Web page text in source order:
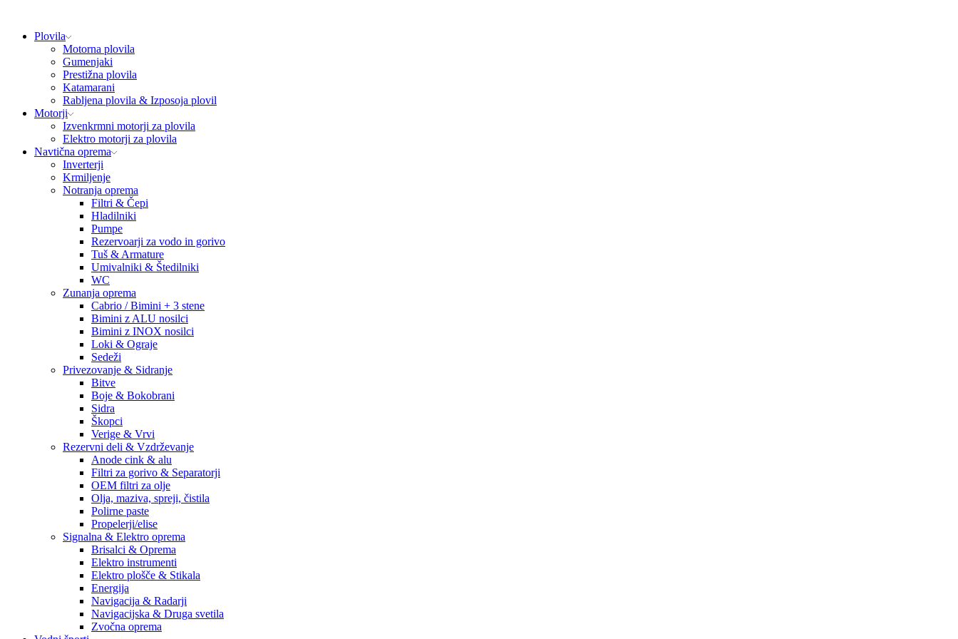
Plovila
Motorna plovila
Gumenjaki
Prestižna plovila
Katamarani
Rabljena plovila & Izposoja plovil
Motorji
Izvenkrmni motorji za plovila
Elektro motorji za plovila
Navtična oprema
Inverterji
Krmiljenje
Notranja oprema
Filtri & Čepi
Hladilniki
Pumpe
Rezervoarji za vodo in gorivo
Tuš & Armature
Umivalniki & Štedilniki
WC
Zunanja oprema
Cabrio / Bimini + 3 stene
Bimini z ALU nosilci
Bimini z INOX nosilci
Loki & Ograje
Sedeži
Privezovanje & Sidranje
Bitve
Boje & Bokobrani
Sidra
Škopci
Verige & Vrvi
Rezervni deli & Vzdrževanje
Anode cink & alu
Filtri za gorivo & Separatorji
OEM filtri za olje
Olja, maziva, spreji, čistila
Polirne paste
Propelerji/elise
Signalna & Elektro oprema
Brisalci & Oprema
Elektro instrumenti
Elektro plošče & Stikala
Energija
Navigacija & Radarji
Navigacijska & Druga svetila
Zvočna oprema